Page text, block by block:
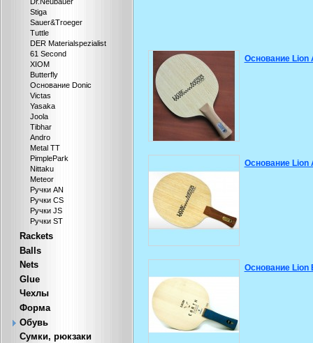
Stiga
Sauer&Troeger
Tuttle
DER Materialspezialist
61 Second
XIOM
Butterfly
Основание Donic
Victas
Yasaka
Joola
Tibhar
Andro
Metal TT
PimplePark
Nittaku
Meteor
Ручки AN
Ручки CS
Ручки JS
Ручки ST
Rackets
Balls
Nets
Glue
Чехлы
Форма
Обувь
Сумки, рюкзаки
Основание Lion
Основание Lion
Основание Lion